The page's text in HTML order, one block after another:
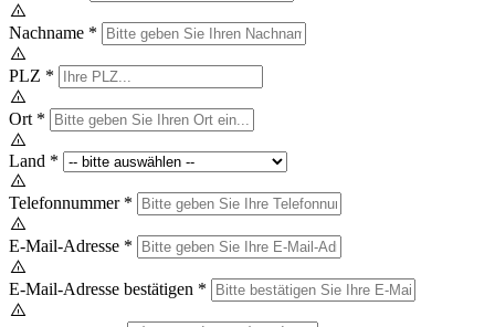
Nachname *
PLZ *
Ort *
Land *
Telefonnummer *
E-Mail-Adresse *
E-Mail-Adresse bestätigen *